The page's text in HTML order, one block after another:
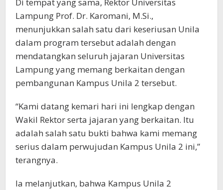
Di tempat yang sama, Rektor Universitas
Lampung Prof. Dr. Karomani, M.Si.,
menunjukkan salah satu dari keseriusan Unila
dalam program tersebut adalah dengan
mendatangkan seluruh jajaran Universitas
Lampung yang memang berkaitan dengan
pembangunan Kampus Unila 2 tersebut.
“Kami datang kemari hari ini lengkap dengan
Wakil Rektor serta jajaran yang berkaitan. Itu
adalah salah satu bukti bahwa kami memang
serius dalam perwujudan Kampus Unila 2 ini,”
terangnya.
Ia melanjutkan, bahwa Kampus Unila 2